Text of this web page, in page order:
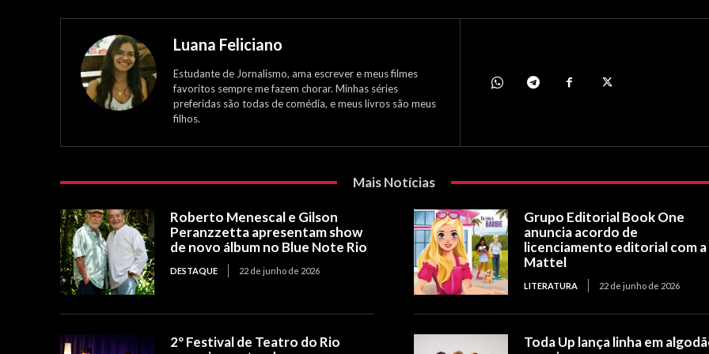
Luana Feliciano
Estudante de Jornalismo, ama escrever e meus filmes
favoritos sempre me fazem chorar. Minhas séries
preferidas são todas de comédia, e meus livros são meus
filhos.
Mais Notícias
Roberto Menescal e Gilson
Peranzzetta apresentam show
de novo álbum no Blue Note Rio
DESTAQUE 22 de junho de 2026
Grupo Editorial Book One
anuncia acordo de
licenciamento editorial com a
Mattel
LITERATURA 22 de junho de 2026
2º Festival de Teatro do Rio
Toda Up lança linha em